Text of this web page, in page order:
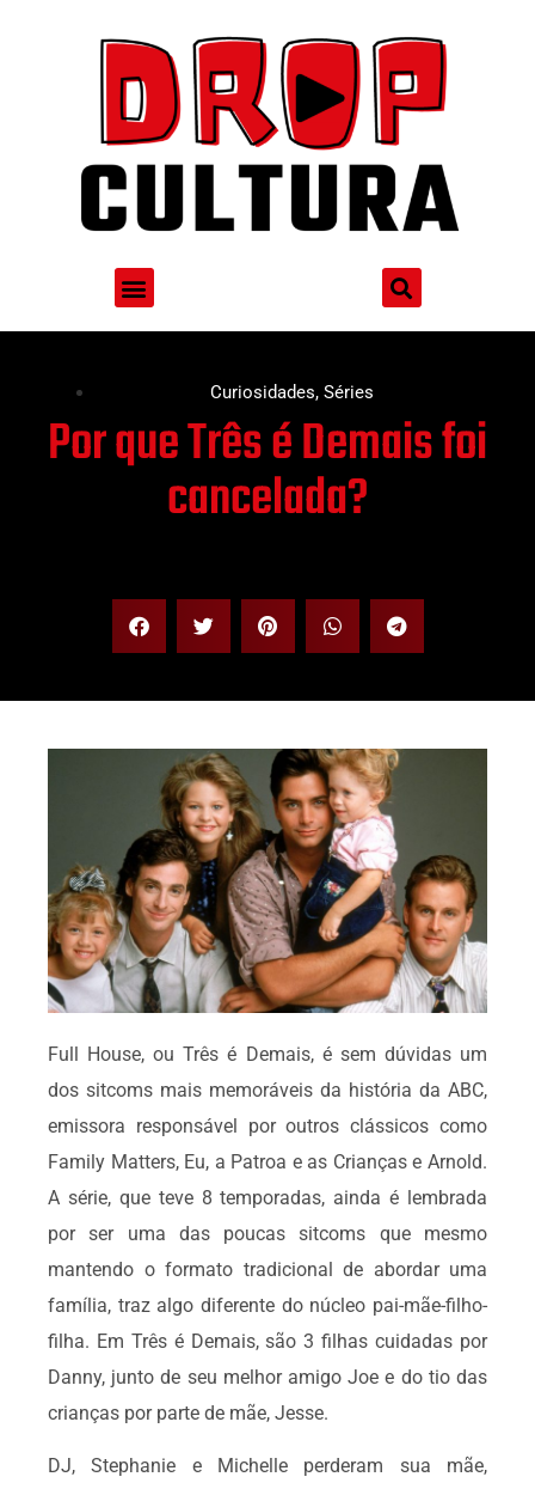
Curiosidades, Séries
Por que Três é Demais foi
cancelada?
Full House, ou Três é Demais, é sem dúvidas um
dos sitcoms mais memoráveis da história da ABC,
emissora responsável por outros clássicos como
Family Matters, Eu, a Patroa e as Crianças e Arnold.
A série, que teve 8 temporadas, ainda é lembrada
por ser uma das poucas sitcoms que mesmo
mantendo o formato tradicional de abordar uma
família, traz algo diferente do núcleo pai-mãe-filho-
filha. Em Três é Demais, são 3 filhas cuidadas por
Danny, junto de seu melhor amigo Joe e do tio das
crianças por parte de mãe, Jesse.
DJ, Stephanie e Michelle perderam sua mãe,